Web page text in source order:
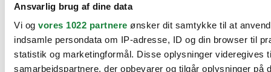
Ansvarlig brug af dine data
Vi og vores 1022 partnere ønsker dit samtykke til at
indsamle persondata om IP-adresse, ID og din browser til
statistik og marketingformål. Disse oplysninger videregives
samarbejdspartnere, der opbevarer og tilgår oplysninger på
Tesla
Toyota (1 )
VW (
Audi
Mazda